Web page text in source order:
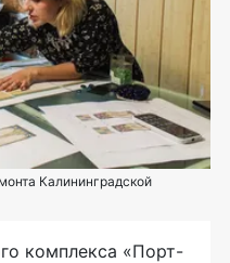
Калининградской
комплекса «Порт-